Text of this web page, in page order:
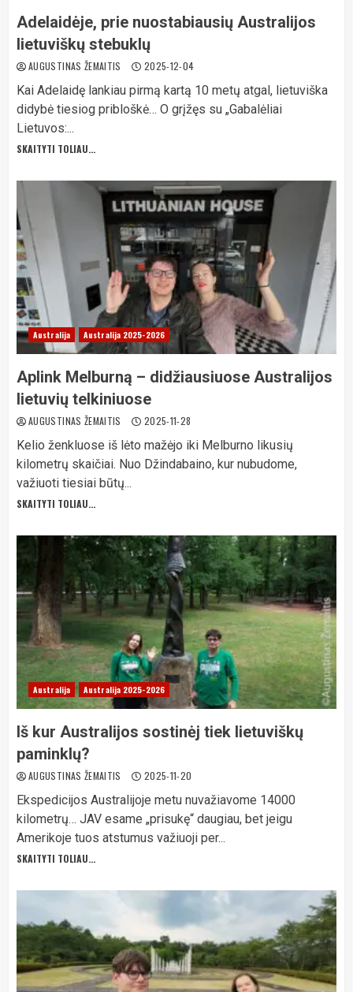
Adelaidėje, prie nuostabiausių Australijos
lietuviškų stebuklų
AUGUSTINAS ŽEMAITIS 2025-12-04
Kai Adelaidę lankiau pirmą kartą 10 metų atgal, lietuviška
didybė tiesiog pribloškė… O grįžęs su „Gabalėliai
Lietuvos:...
SKAITYTI TOLIAU...
Australija Australija 2025-2026
Aplink Melburną – didžiausiuose Australijos
lietuvių telkiniuose
AUGUSTINAS ŽEMAITIS 2025-11-28
Kelio ženkluose iš lėto mažėjo iki Melburno likusių
kilometrų skaičiai. Nuo Džindabaino, kur nubudome,
važiuoti tiesiai būtų...
SKAITYTI TOLIAU...
Australija Australija 2025-2026
Iš kur Australijos sostinėj tiek lietuviškų
paminklų?
AUGUSTINAS ŽEMAITIS 2025-11-20
Ekspedicijos Australijoje metu nuvažiavome 14000
kilometrų… JAV esame „prisukę“ daugiau, bet jeigu
Amerikoje tuos atstumus važiuoji per...
SKAITYTI TOLIAU...